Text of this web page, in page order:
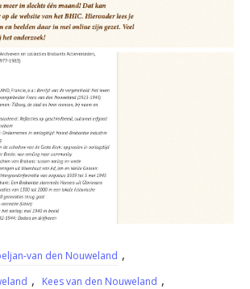
van den Nouweland ,
, Kees van den Nouweland ,